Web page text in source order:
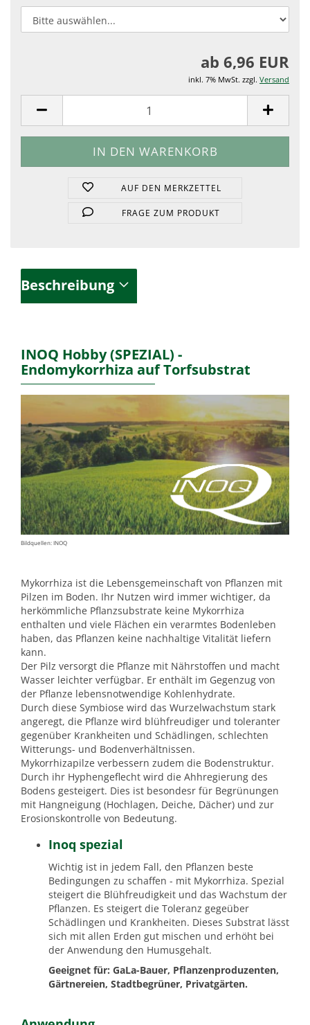
ab 6,96 EUR
inkl. 7% MwSt. zzgl. Versand
AUF DEN MERKZETTEL
FRAGE ZUM PRODUKT
Beschreibung
INOQ Hobby (SPEZIAL) -
Endomykorrhiza auf Torfsubstrat
Bildquellen: INOQ
Mykorrhiza ist die Lebensgemeinschaft von Pflanzen mit
Pilzen im Boden. Ihr Nutzen wird immer wichtiger, da
herkömmliche Pflanzsubstrate keine Mykorrhiza
enthalten und viele Flächen ein verarmtes Bodenleben
haben, das Pflanzen keine nachhaltige Vitalität liefern
kann.
Der Pilz versorgt die Pflanze mit Nährstoffen und macht
Wasser leichter verfügbar. Er enthält im Gegenzug von
der Pflanze lebensnotwendige Kohlenhydrate.
Durch diese Symbiose wird das Wurzelwachstum stark
angeregt, die Pflanze wird blühfreudiger und toleranter
gegenüber Krankheiten und Schädlingen, schlechten
Witterungs- und Bodenverhältnissen.
Mykorrhizapilze verbessern zudem die Bodenstruktur.
Durch ihr Hyphengeflecht wird die Ahhregierung des
Bodens gesteigert. Dies ist besondesr für Begrünungen
mit Hangneigung (Hochlagen, Deiche, Dächer) und zur
Erosionskontrolle von Bedeutung.
Inoq spezial
Wichtig ist in jedem Fall, den Pflanzen beste
Bedingungen zu schaffen - mit Mykorrhiza. Spezial
steigert die Blühfreudigkeit und das Wachstum der
Pflanzen. Es steigert die Toleranz gegeüber
Schädlingen und Krankheiten. Dieses Substrat lässt
sich mit allen Erden gut mischen und erhöht bei
der Anwendung den Humusgehalt.
Geeignet für: GaLa-Bauer, Pflanzenproduzenten,
Gärtnereien, Stadtbegrüner, Privatgärten.